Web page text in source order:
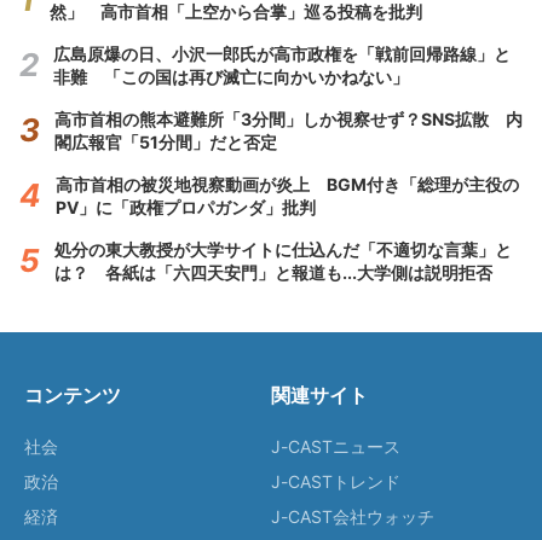
然」 高市首相「上空から合掌」巡る投稿を批判
広島原爆の日、小沢一郎氏が高市政権を「戦前回帰路線」と
非難 「この国は再び滅亡に向かいかねない」
高市首相の熊本避難所「3分間」しか視察せず？SNS拡散 内
閣広報官「51分間」だと否定
高市首相の被災地視察動画が炎上 BGM付き「総理が主役の
PV」に「政権プロパガンダ」批判
処分の東大教授が大学サイトに仕込んだ「不適切な言葉」と
は？ 各紙は「六四天安門」と報道も...大学側は説明拒否
コンテンツ
社会
政治
経済
関連サイト
J-CASTニュース
J-CASTトレンド
J-CAST会社ウォッチ